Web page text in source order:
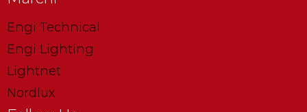
Engi Technical
Engi Lighting
Lightnet
Nordlux